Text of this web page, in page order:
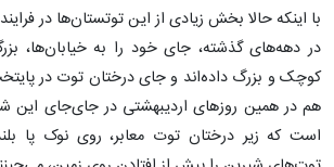
با اینکه حالا بخش‌ زیادی از این توتستان‌ها در
در دهه‌های گذشته، جای خود را به خیابان‌ها،
کوچک و بزرگ داده‌اند و جای درختان توت در
هم در همین روزهای اردیبهشتی در جای‌جای این
است که زیر درختان توت معابر، روی نوک پا